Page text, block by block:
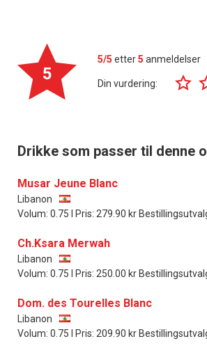
5
5/5 etter5 anmeldelser
Din vurdering:
Drikke som passer til denne
Musar Jeune Blanc
Libanon
Volum: 0.75 l Pris: 279.90 kr
Ch.Ksara Merwah
Libanon
Volum: 0.75 l Pris: 250.00 kr
Dom. des Tourelles Blanc
Libanon
Volum: 0.75 l Pris: 209.90 kr